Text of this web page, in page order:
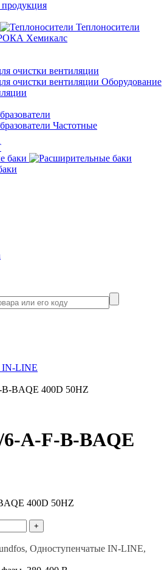
Теплоносители
Хемикалс
Оборудование
Частотные
IN-LINE
BAQE 400D 50HZ
6-A-F-B-BAQE
+
Одноступенчатые IN-LINE,